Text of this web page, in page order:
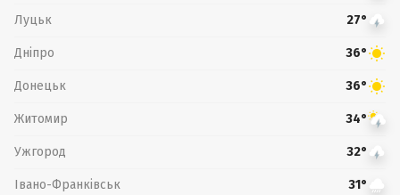
Луцьк 27°
Дніпро 36°
Донецьк 36°
Житомир 34°
Ужгород 32°
Івано-Франківськ 31°